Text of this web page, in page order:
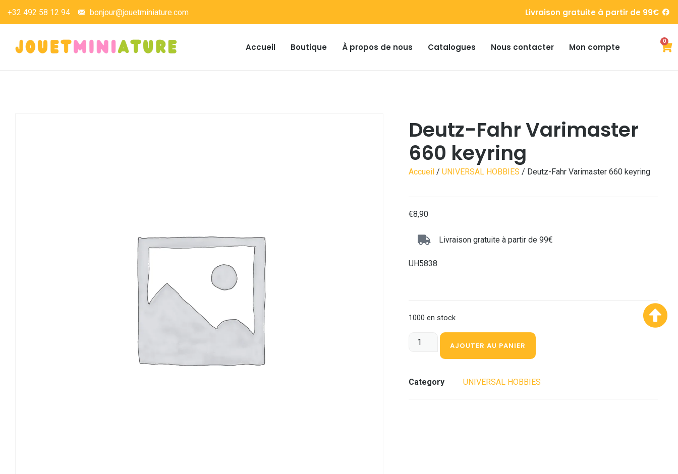
+32 492 58 12 94 bonjour@jouetminiature.com Livraison gratuite à partir de 99€
Accueil Boutique À propos de nous Catalogues Nous contacter Mon compte
0
Deutz-Fahr Varimaster
660 keyring
Accueil /UNIVERSAL HOBBIES / Deutz-Fahr Varimaster 660 keyring
€8,90
Livraison gratuite à partir de 99€
UH5838
1000 en stock
AJOUTER AU PANIER
Category UNIVERSAL HOBBIES